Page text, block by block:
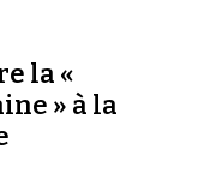
la «
» à la